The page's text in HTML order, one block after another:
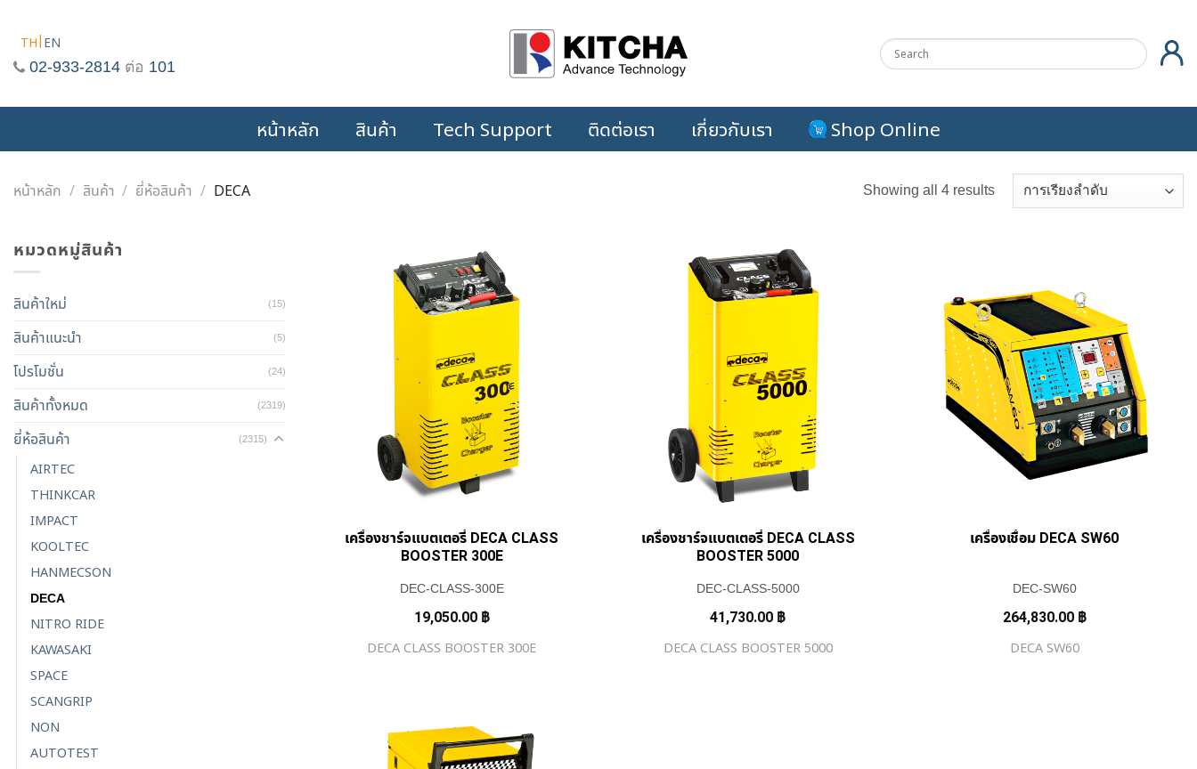
TH EN
02-933-2814 ต่อ 101
หน้าหลัก สินค้า Tech Support ติดต่อเรา เกี่ยวกับเรา Shop Online
หน้าหลัก / สินค้า / ยี่ห้อสินค้า / DECA Showing all 4 results
หมวดหมู่สินค้า
สินค้าใหม่ (15)
สินค้าแนะนำ (5)
โปรโมชั่น (24)
สินค้าทั้งหมด (2319)
ยี่ห้อสินค้า (2315)
AIRTEC
THINKCAR
IMPACT
KOOLTEC​
HANMECSON
DECA
NITRO RIDE
KAWASAKI
SPACE
SCANGRIP
NON
AUTOTEST
เครื่องชาร์จแบตเตอรี่ DECA CLASS
BOOSTER 300E
DEC-CLASS-300E
19,050.00 ฿
DECA CLASS BOOSTER 300E
เครื่องชาร์จแบตเตอรี่ DECA CLASS
BOOSTER 5000
DEC-CLASS-5000
41,730.00 ฿
DECA CLASS BOOSTER 5000
+
เครื่องเชื่อม DECA SW60
DEC-SW60
264,830.00 ฿
DECA SW60